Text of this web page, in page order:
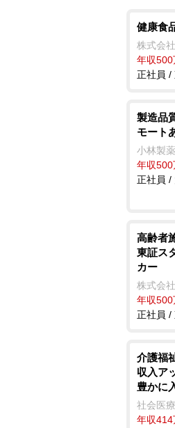
健康食
株式会
年収500
正社員 /
製造品
モート
小林製
年収500
正社員 /
高齢者
東証ス
カー
株式会
年収500
正社員 /
介護福
収入ア
豊かに
社会医
年収